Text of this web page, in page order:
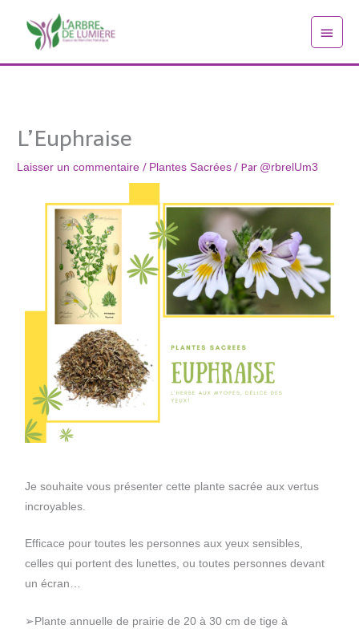
contenu
Menu
L’Euphraise
Laisser un commentaire / Plantes Sacrées / Par @rbrelUm3
Je souhaite vous présenter cette plante sacrée aux vertus
incroyables.
Efficace pour toutes les personnes aux yeux sensibles,
celles qui portent des lunettes, ou toutes personnes devant
un écran…
➢Plante annuelle de prairie de 20 à 30 cm de tige à